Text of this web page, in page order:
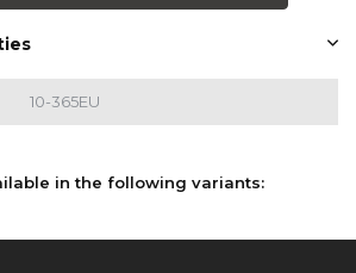
10-365EU
in the following variants: